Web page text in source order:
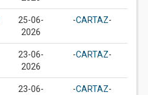
25-06-
2026
-CARTAZ-
23-06-
2026
-CARTAZ-
23-06-
-CARTAZ-